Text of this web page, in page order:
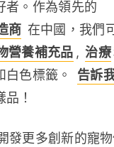
商
營養補充品 , 治療
白色標籤。
告訴
！
發更多創新的寵物